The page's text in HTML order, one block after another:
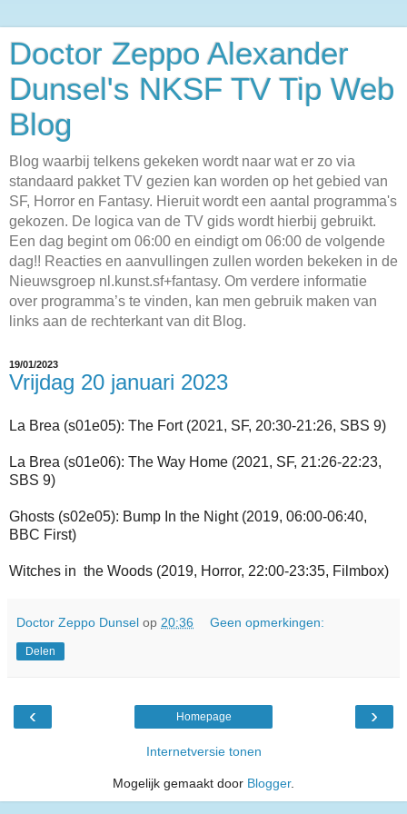
Doctor Zeppo Alexander
Dunsel's NKSF TV Tip Web
Blog
Blog waarbij telkens gekeken wordt naar wat er zo via
standaard pakket TV gezien kan worden op het gebied van
SF, Horror en Fantasy. Hieruit wordt een aantal programma's
gekozen. De logica van de TV gids wordt hierbij gebruikt.
Een dag begint om 06:00 en eindigt om 06:00 de volgende
dag!! Reacties en aanvullingen zullen worden bekeken in de
Nieuwsgroep nl.kunst.sf+fantasy. Om verdere informatie
over programma’s te vinden, kan men gebruik maken van
links aan de rechterkant van dit Blog.
19/01/2023
Vrijdag 20 januari 2023
La Brea (s01e05): The Fort (2021, SF, 20:30-21:26, SBS 9)
La Brea (s01e06): The Way Home (2021, SF, 21:26-22:23,
SBS 9)
Ghosts (s02e05): Bump In the Night (2019, 06:00-06:40,
BBC First)
Witches in the Woods (2019, Horror, 22:00-23:35, Filmbox)
Doctor Zeppo Dunsel op 20:36 Geen opmerkingen:
Delen
‹ ›
Homepage
Internetversie tonen
Mogelijk gemaakt door Blogger.